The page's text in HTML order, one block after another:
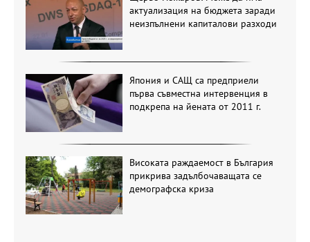
актуализация на бюджета заради
неизпълнени капиталови разходи
Япония и САЩ са предприели
първа съвместна интервенция в
подкрепа на йената от 2011 г.
Високата раждаемост в България
прикрива задълбочаващата се
демографска криза